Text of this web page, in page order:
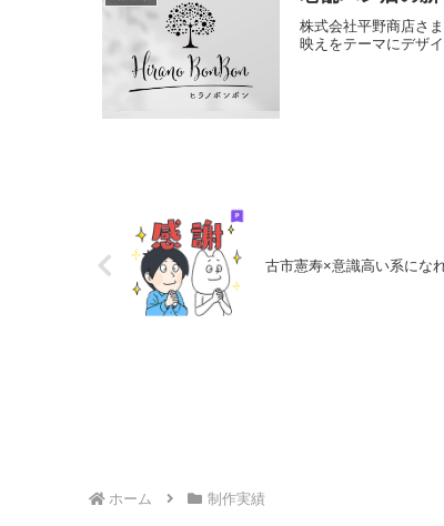
株式会社平野商店さ
映えをテーマにデザ
古市憲寿×意識高い系にな
ホーム 制作実績